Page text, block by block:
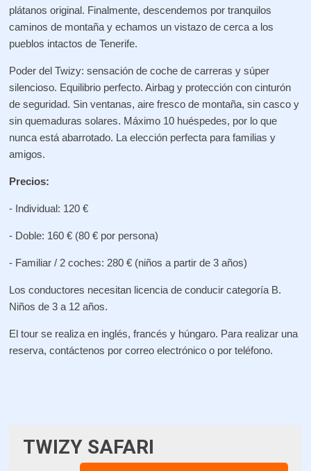
plátanos original. Finalmente, descendemos por tranquilos
caminos de montaña y echamos un vistazo de cerca a los
pueblos intactos de Tenerife.
Poder del Twizy: sensación de coche de carreras y súper
silencioso. Equilibrio perfecto. Airbag y protección con cinturón
de seguridad. Sin ventanas, aire fresco de montaña, sin casco y
sin quemaduras solares. Máximo 10 huéspedes, por lo que
nunca está abarrotado. La elección perfecta para familias y
amigos.
Precios:
- Individual: 120 €
- Doble: 160 € (80 € por persona)
- Familiar / 2 coches: 280 € (niños a partir de 3 años)
Los conductores necesitan licencia de conducir categoría B.
Niños de 3 a 12 años.
El tour se realiza en inglés, francés y húngaro. Para realizar una
reserva, contáctenos por correo electrónico o por teléfono.
TWIZY SAFARI